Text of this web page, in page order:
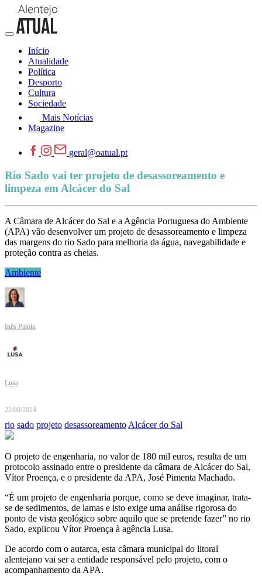
Início
Atualidade
Política
Desporto
Cultura
Sociedade
Mais Notícias
Magazine
geral@oatual.pt
Rio Sado vai ter projeto de desassoreamento e
limpeza em Alcácer do Sal
A Câmara de Alcácer do Sal e a Agência Portuguesa do Ambiente
(APA) vão desenvolver um projeto de desassoreamento e limpeza
das margens do rio Sado para melhoria da água, navegabilidade e
proteção contra as cheias.
Ambiente
Inês Patola
Lusa
22/09/2024
rio sado projeto desassoreamentoAlcácer do Sal
O projeto de engenharia, no valor de 180 mil euros, resulta de um
protocolo assinado entre o presidente da câmara de Alcácer do Sal,
Vítor Proença, e o presidente da APA, José Pimenta Machado.
“É um projeto de engenharia porque, como se deve imaginar, trata-
se de sedimentos, de lamas e isto exige uma análise rigorosa do
ponto de vista geológico sobre aquilo que se pretende fazer” no rio
Sado, explicou Vítor Proença à agência Lusa.
De acordo com o autarca, esta câmara municipal do litoral
alentejano vai ser a entidade responsável pelo projeto, com o
acompanhamento da APA.